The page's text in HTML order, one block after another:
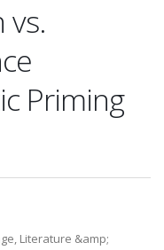
vs.
Priming
Literature &amp;